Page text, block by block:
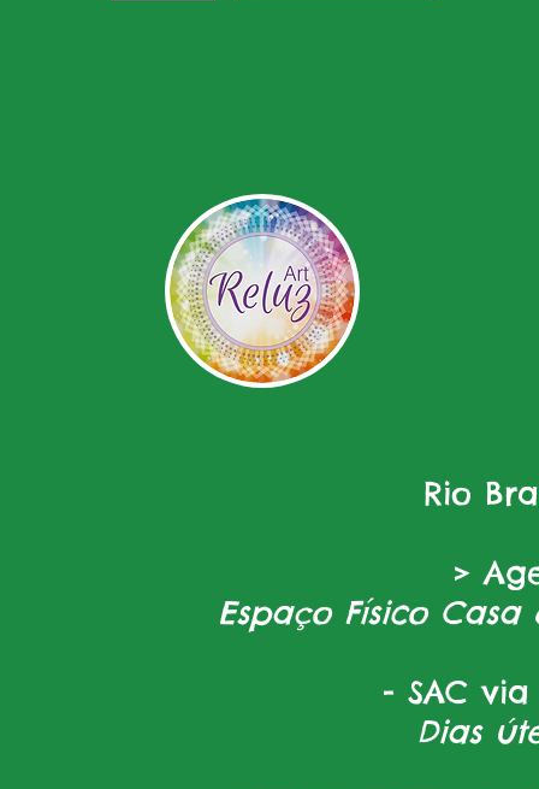
Rio
>
Espaço Físico Casa
- SAC via
Dias